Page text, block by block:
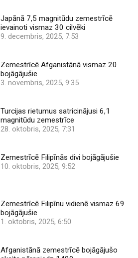
Japānā 7,5 magnitūdu zemestrīcē
ievainoti vismaz 30 cilvēki
9. decembris, 2025, 7:53
Zemestrīcē Afganistānā vismaz 20
bojāgājušie
3. novembris, 2025, 9:35
Turcijas rietumus satricinājusi 6,1
magnitūdu zemestrīce
28. oktobris, 2025, 7:31
Zemestrīcē Filipīnās divi bojāgājušie
10. oktobris, 2025, 9:52
Zemestrīcē Filipīnu vidienē vismaz 69
bojāgājušie
1. oktobris, 2025, 6:50
Afganistānā zemestrīcē bojāgājušo